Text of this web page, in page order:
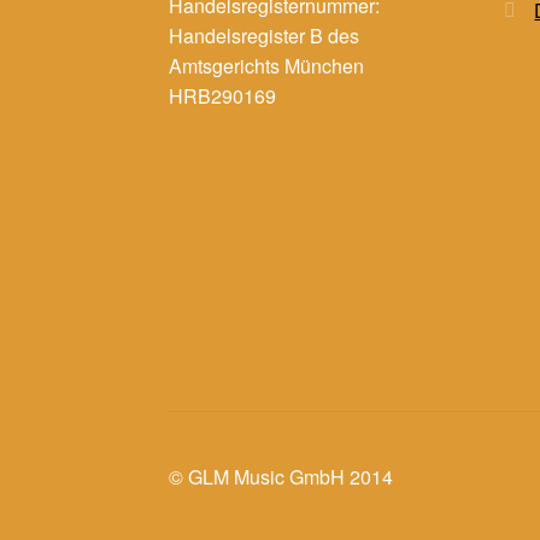
Handelsregister B des
Amtsgerichts München
HRB290169
© GLM Music GmbH 2014